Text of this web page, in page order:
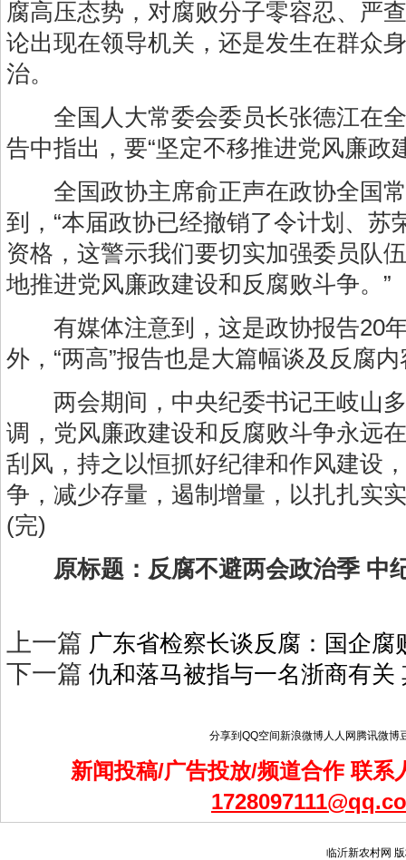
腐高压态势，对腐败分子零容忍、严
论出现在领导机关，还是发生在群众
治。
全国人大常委会委员长张德江在全
告中指出，要“坚定不移推进党风廉政
全国政协主席俞正声在政协全国常
到，“本届政协已经撤销了令计划、苏
资格，这警示我们要切实加强委员队
地推进党风廉政建设和反腐败斗争。”
有媒体注意到，这是政协报告20
外，“两高”报告也是大篇幅谈及反腐
两会期间，中央纪委书记王岐山多
调，党风廉政建设和反腐败斗争永远
刮风，持之以恒抓好纪律和作风建设
争，减少存量，遏制增量，以扎扎实
(完)
原标题：反腐不避两会政治季 中
上一篇 广东省检察长谈反腐：国企
下一篇 仇和落马被指与一名浙商有关
分享到 QQ空间新浪微博人人网 腾讯微博
新闻投稿/广告投放/频道合作 联系
临沂新农村网